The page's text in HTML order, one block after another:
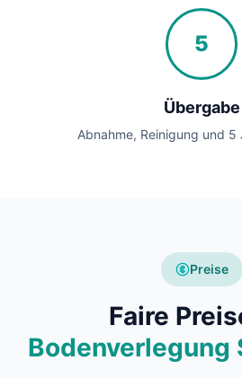
5
Übergabe
Abnahme, Reinigung und 5
Preise
Faire
Bodenverlegung